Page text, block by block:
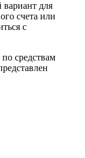
для
счета или
с
средствам